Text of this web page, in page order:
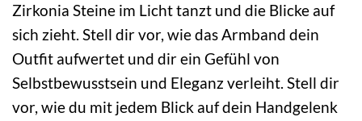
Zirkonia Steine im Licht tanzt und die Blicke auf
sich zieht. Stell dir vor, wie das Armband dein
Outfit aufwertet und dir ein Gefühl von
Selbstbewusstsein und Eleganz verleiht. Stell dir
vor, wie du mit jedem Blick auf dein Handgelenk